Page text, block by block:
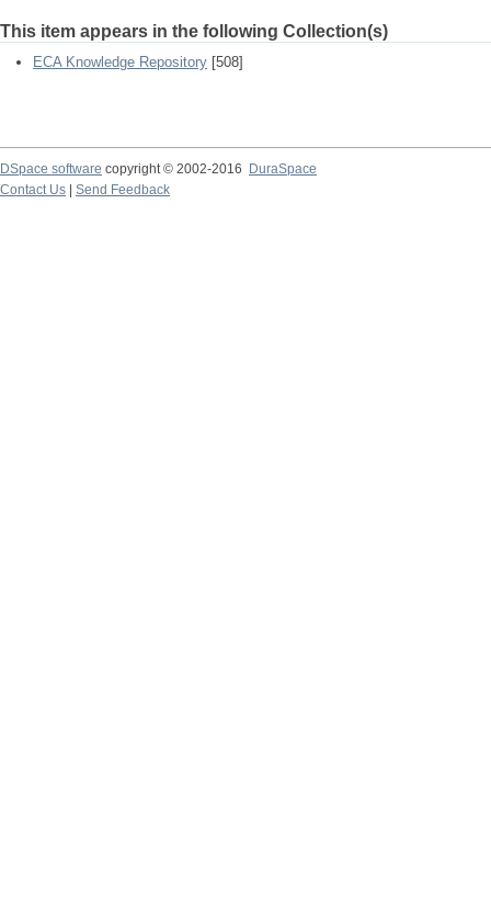
This item appears in the following Collection(s)
ECA Knowledge Repository [508]
DSpace software copyright © 2002-2016
DuraSpace
Contact Us
Send Feedback